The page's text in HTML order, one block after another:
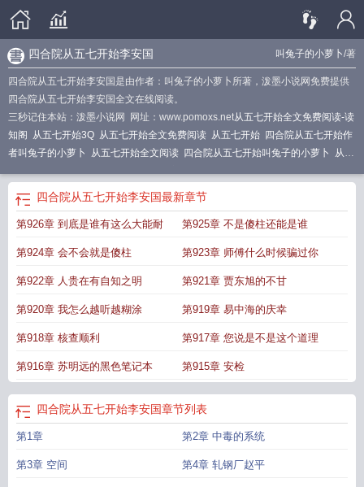
叫兔子的小萝卜/著
四合院从五七开始李安国
四合院从五七开始李安国是由作者：叫兔子的小萝卜所著，泼墨小说网免费提供
四合院从五七开始李安国全文在线阅读。
三秒记住本站：泼墨小说网 网址：www.pomoxs.net从五七开始全文免费阅读-读
知阁 从五七开始3Q 从五七开始全文免费阅读 从五七开始 四合院从五七开始作
者叫兔子的小萝卜 从五七开始全文阅读 四合院从五七开始叫兔子的小萝卜 从五
院从五七开始签到的
四合院从五七开始林峰从五七开始登录关灯护眼
五七开始当兵
李爱国笔趣阁从五七开始 全部章节 四合院从五七开始作者叫兔子的小萝
四合院从五七开始李安国最新章节
第926章 到底是谁有这么大能耐 第925章 不是傻柱还能是谁
第924章 会不会就是傻柱 第923章 师傅什么时候骗过你
第922章 人贵在有自知之明 第921章 贾东旭的不甘
第920章 我怎么越听越糊涂 第919章 易中海的庆幸
第918章 核查顺利 第917章 您说是不是这个道理
第916章 苏明远的黑色笔记本 第915章 安检
四合院从五七开始李安国章节列表
第1章 第2章 中毒的系统
第3章 空间 第4章 轧钢厂赵平